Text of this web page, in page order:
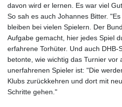
LBP
davon wird er lernen. Es war viel
So sah es auch Johannes Bitter.
bleiben bei vielen Spielern. Der
Aufgabe gemacht, hier jedes Spiel
erfahrene Torhüter. Und auch DHB-
betonte, wie wichtig das Turnier vor
unerfahrenen Spieler ist: "Die
Klubs zurückkehren und dort mit
Schritte gehen."